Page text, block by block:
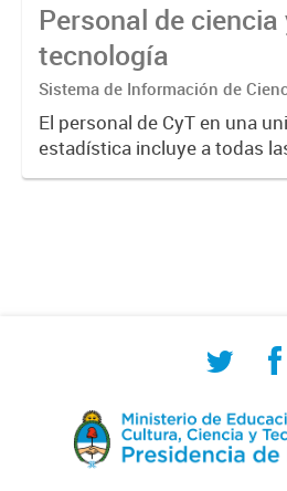
Personal de ciencia
tecnología
Sistema de Información de
Tecnología Argentino (SICYTAR)
El personal de CyT en una
estadística incluye a todas
personas involucradas